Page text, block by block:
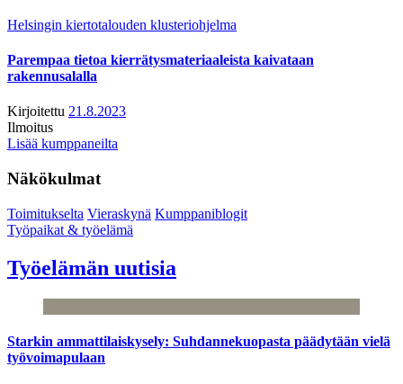
Helsingin kiertotalouden klusteriohjelma
Parempaa tietoa kierrätysmateriaaleista kaivataan
rakennusalalla
Kirjoitettu 21.8.2023
Ilmoitus
Lisää kumppaneilta
Näkökulmat
Toimitukselta Vieraskynä Kumppaniblogit
Työpaikat & työelämä
Työelämän uutisia
Starkin ammattilaiskysely: Suhdannekuopasta päädytään vielä
työvoimapulaan